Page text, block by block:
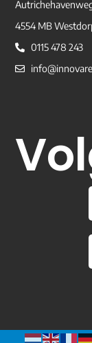
4554 MB
0115 478 243